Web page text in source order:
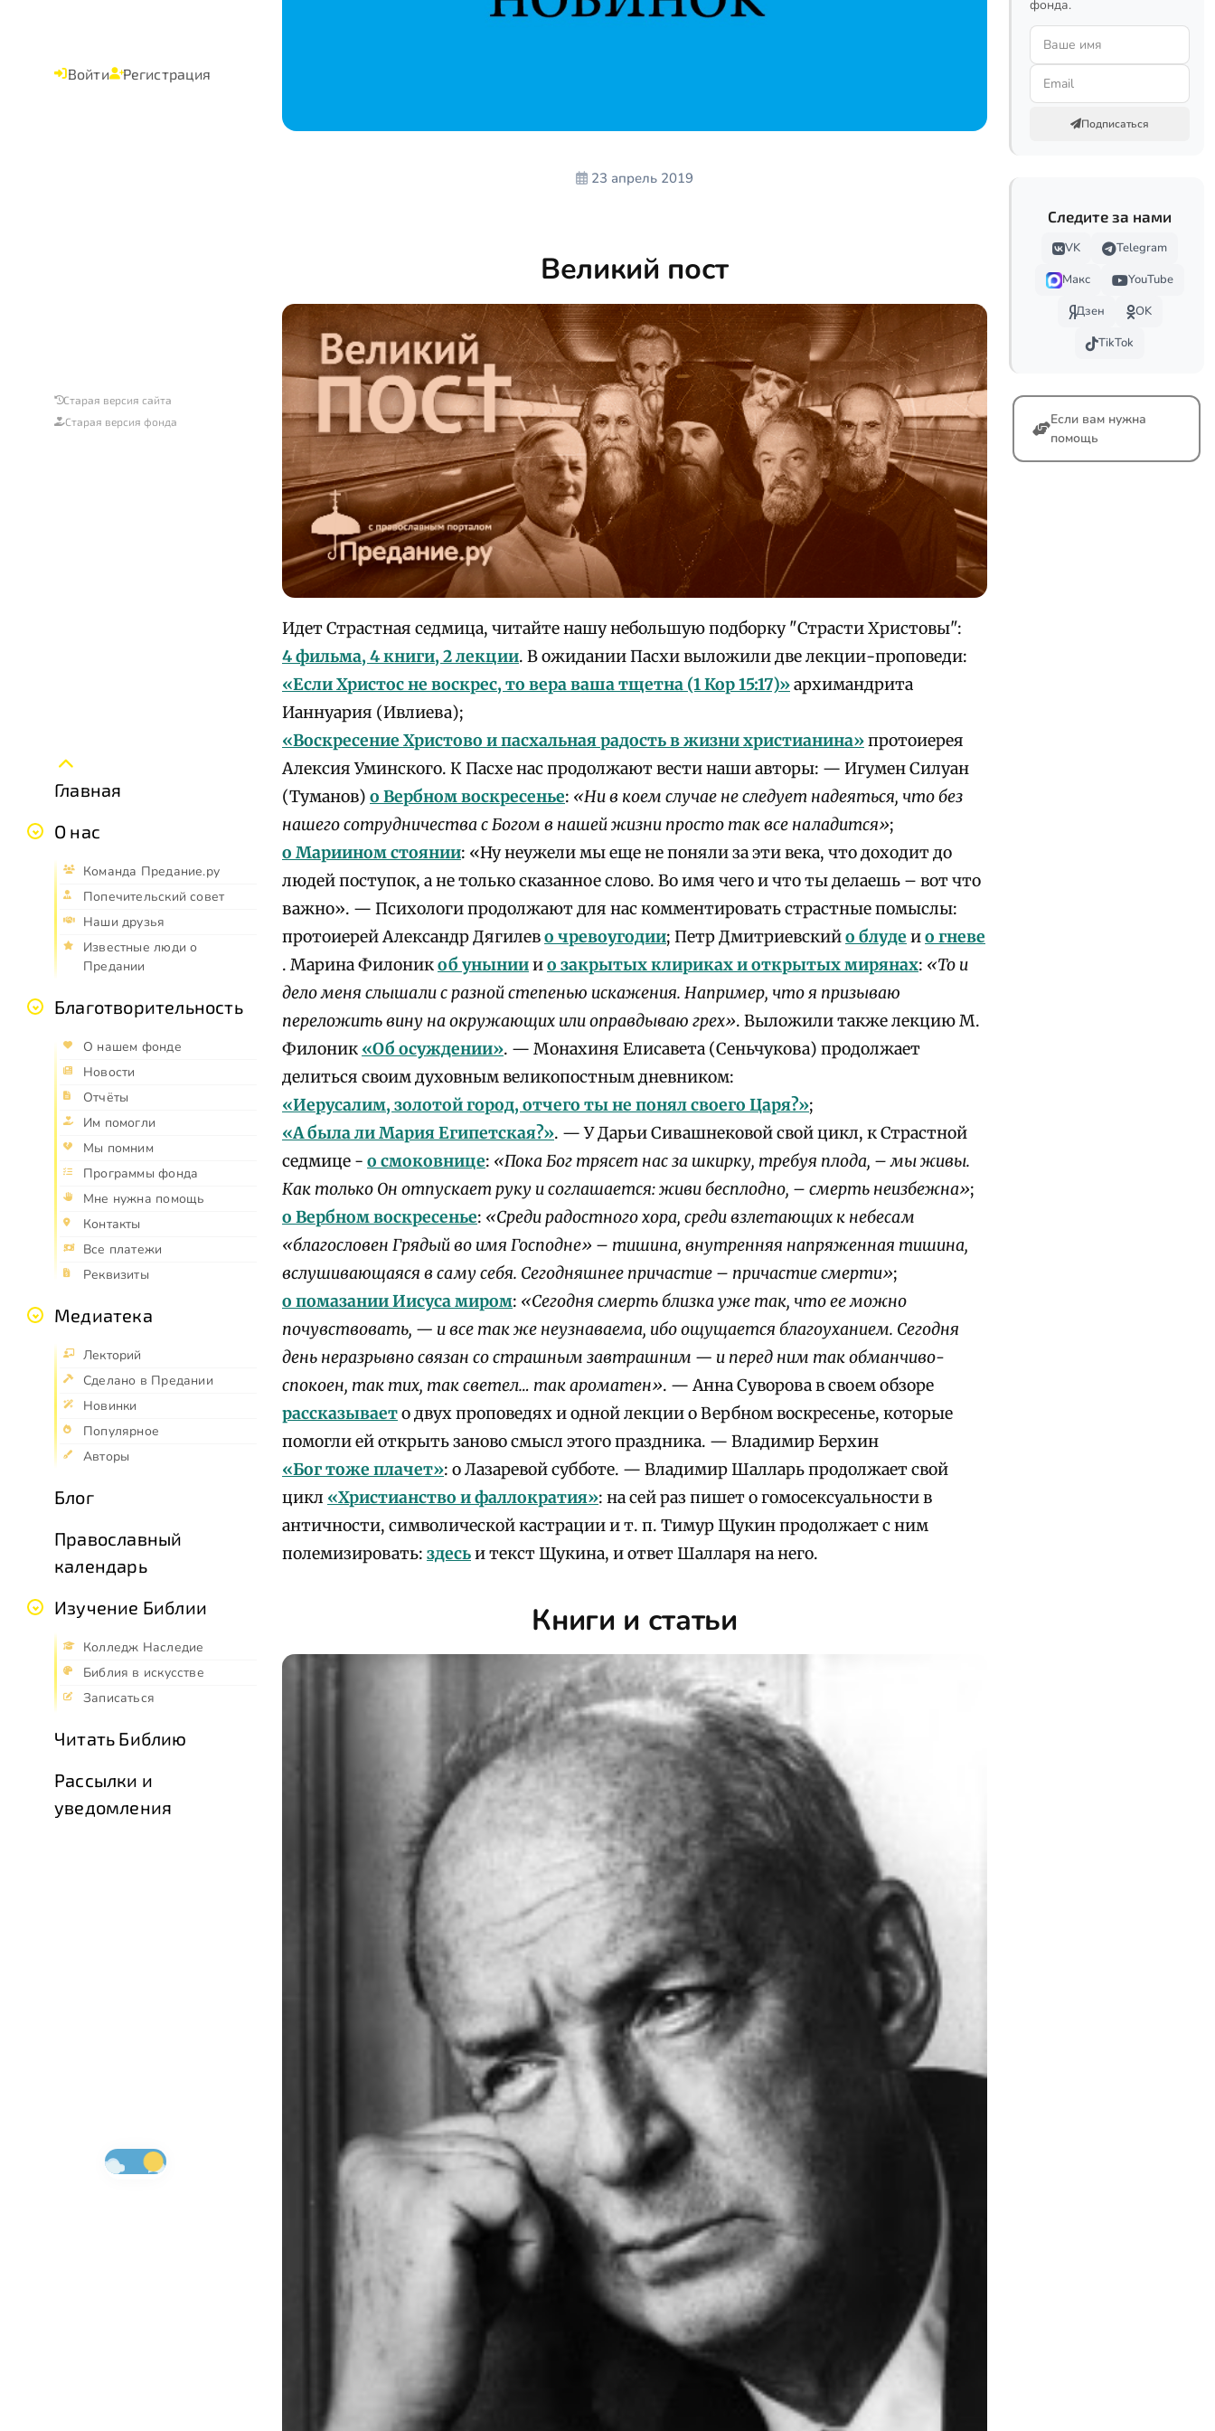
Войти Регистрация
Старая версия сайта
Старая версия фонда
Главная
О нас
Команда Предание.ру
Попечительский совет
Наши друзья
Известные люди о
Предании
Благотворительность
О нашем фонде
Новости
Отчёты
Им помогли
Мы помним
Программы фонда
Мне нужна помощь
Контакты
Все платежи
Реквизиты
Медиатека
Лекторий
Сделано в Предании
Новинки
Популярное
Авторы
Блог
Православный
календарь
Изучение Библии
Колледж Наследие
Библия в искусстве
Записаться
Читать Библию
Рассылки и
уведомления
23 апрель 2019
Великий пост
Идет Страстная седмица, читайте нашу небольшую подборку "Страсти Христовы":
4 фильма, 4 книги, 2 лекции. В ожидании Пасхи выложили две лекции-проповеди:
«Если Христос не воскрес, то вера ваша тщетна (1 Кор 15:17)»архимандрита
Ианнуария (Ивлиева);
«Воскресение Христово и пасхальная радость в жизни христианина»протоиерея
Алексия Уминского. К Пасхе нас продолжают вести наши авторы: — Игумен Силуан
(Туманов) о Вербном воскресенье: «Ни в коем случае не следует надеяться, что без
нашего сотрудничества с Богом в нашей жизни просто так все наладится»;
о Мариином стоянии: «Ну неужели мы еще не поняли за эти века, что доходит до
людей поступок, а не только сказанное слово. Во имя чего и что ты делаешь – вот что
важно». — Психологи продолжают для нас комментировать страстные помыслы:
протоиерей Александр Дягилево чревоугодии; Петр Дмитриевскийо блуде ио гневе
. Марина Филоникоб унынииио закрытых клириках и открытых мирянах: «То и
дело меня слышали с разной степенью искажения. Например, что я призываю
переложить вину на окружающих или оправдываю грех». Выложили также лекцию М.
Филоник «Об осуждении». — Монахиня Елисавета (Сеньчукова) продолжает
делиться своим духовным великопостным дневником:
«Иерусалим, золотой город, отчего ты не понял своего Царя?»;
«А была ли Мария Египетская?». — У Дарьи Сивашнековой свой цикл, к Страстной
седмице - о смоковнице: «Пока Бог трясет нас за шкирку, требуя плода, – мы живы.
Как только Он отпускает руку и соглашается: живи бесплодно, – смерть неизбежна»;
о Вербном воскресенье: «Среди радостного хора, среди взлетающих к небесам
«благословен Грядый во имя Господне» – тишина, внутренняя напряженная тишина,
вслушивающаяся в саму себя. Сегодняшнее причастие – причастие смерти»;
о помазании Иисуса миром: «Сегодня смерть близка уже так, что ее можно
почувствовать, — и все так же неузнаваема, ибо ощущается благоуханием. Сегодня
день неразрывно связан со страшным завтрашним — и перед ним так обманчиво-
спокоен, так тих, так светел… так ароматен». — Анна Суворова в своем обзоре
рассказываето двух проповедях и одной лекции о Вербном воскресенье, которые
помогли ей открыть заново смысл этого праздника. — Владимир Берхин
«Бог тоже плачет»: о Лазаревой субботе. — Владимир Шалларь продолжает свой
цикл «Христианство и фаллократия»: на сей раз пишет о гомосексуальности в
античности, символической кастрации и т. п. Тимур Щукин продолжает с ним
полемизировать: здесьи текст Щукина, и ответ Шалларя на него.
Книги и статьи
фонда.
Подписаться
Следите за нами
VK
Telegram
Макс
YouTube
Дзен
OK
TikTok
Если вам нужна
помощь